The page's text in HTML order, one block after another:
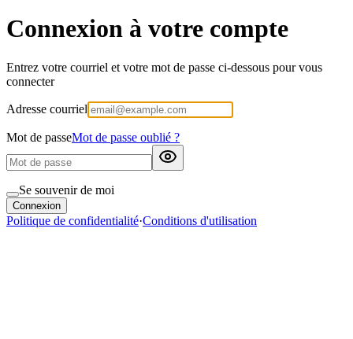
Connexion à votre compte
Entrez votre courriel et votre mot de passe ci-dessous pour vous
connecter
Adresse courriel
Mot de passeMot de passe oublié ?
Se souvenir de moi
Connexion
Politique de confidentialité·Conditions d'utilisation